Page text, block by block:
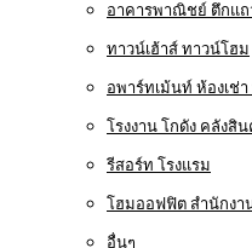
อาคารพาณิชย์ ตึกแถ
ทาวน์เฮ้าส์ ทาวน์โฮม
อพาร์ทเม้นท์ ห้องเช่
โรงงาน โกดัง คลังสิน
รีสอร์ท โรงแรม
โฮมออฟฟิต สำนักงา
อื่นๆ